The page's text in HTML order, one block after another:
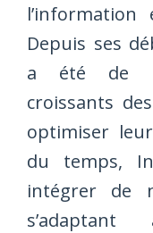
Depuis ses
a été de
croissants
optimiser
du temps,
intégrer de